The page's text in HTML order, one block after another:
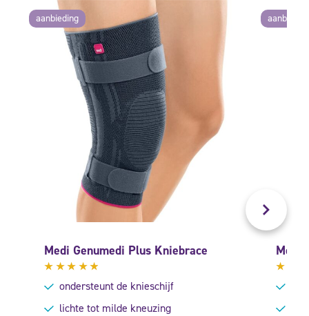
aanbieding
Medi Genumedi Plus Kniebrace
Gewaardeerd
4.67uit
ondersteunt de knieschijf
lichte tot milde kneuzing
Move
4.33